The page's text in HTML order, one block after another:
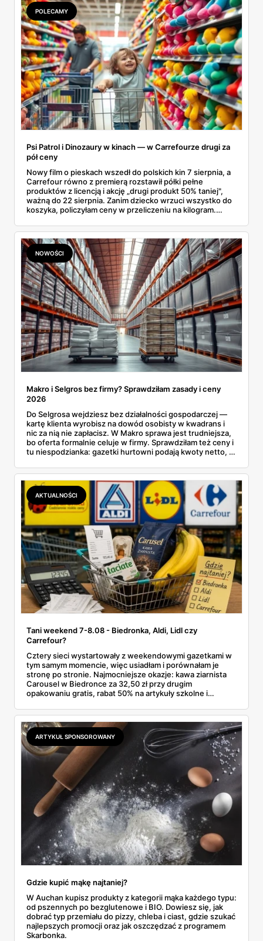
izolujący kubek termiczny z gorącą kawą oraz niezawodna
butelka na wodę, tworzy idealny, podróżny zestaw. Dzięki
niemu wielogodzinne przemieszczanie się z miejsca na
miejsce staje się znacznie przyjemniejsze, a my zyskujemy
pewność, że nasze ulubione napoje są zawsze pod ręką.
POLECAMY
Psi Patrol i Dinozaury w kinach — w Carrefourze drugi za
pół ceny
Nowy film o pieskach wszedł do polskich kin 7 sierpnia, a
Carrefour równo z premierą rozstawił półki pełne
produktów z licencją i akcję „drugi produkt 50% taniej",
ważną do 22 sierpnia. Zanim dziecko wrzuci wszystko do
koszyka, policzyłam ceny w przeliczeniu na kilogram.
prawie 140 zł za kilogram, ale lody do mrożenia i rurki
waflowe bronią się nawet bez rabatu.
NOWOŚCI
Makro i Selgros bez firmy? Sprawdziłam zasady i ceny
2026
Do Selgrosa wejdziesz bez działalności gospodarczej —
kartę klienta wyrobisz na dowód osobisty w kwadrans i
nic za nią nie zapłacisz. W Makro sprawa jest trudniejsza,
bo oferta formalnie celuje w firmy. Sprawdziłam też ceny i
tu niespodzianka: gazetki hurtowni podają kwoty netto, a
zawsze wygrywa — ta sama kawa ziarnista kosztuje w
Makro ponad dwa razy więcej niż w weekendowej
promocji dyskontu.
AKTUALNOŚCI
Tani weekend 7-8.08 - Biedronka, Aldi, Lidl czy
Carrefour?
Cztery sieci wystartowały z weekendowymi gazetkami w
tym samym momencie, więc usiadłam i porównałam je
stronę po stronie. Najmocniejsze okazje: kawa ziarnista
Carousel w Biedronce za 32,50 zł przy drugim
opakowaniu gratis, rabat 50% na artykuły szkolne i
2,99 zł za kilogram, ale wyłącznie w sobotę z aplikacją. Aldi
odpowiada masłem za 2,99 zł. Werdykt w skrócie:
najwięcej wyciśniesz z Biedronki, po świeże warzywa jedź
do Aldi.
ARTYKUŁ SPONSOROWANY
Gdzie kupić mąkę najtaniej?
W Auchan kupisz produkty z kategorii mąka każdego typu:
od pszennych po bezglutenowe i BIO. Dowiesz się, jak
dobrać typ przemiału do pizzy, chleba i ciast, gdzie szukać
najlepszych promocji oraz jak oszczędzać z programem
Skarbonka.